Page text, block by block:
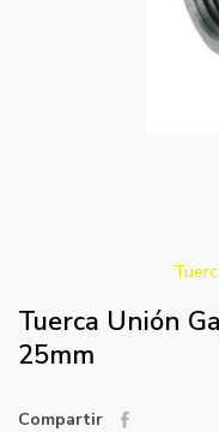
Tuerca Unión
25mm
Compartir